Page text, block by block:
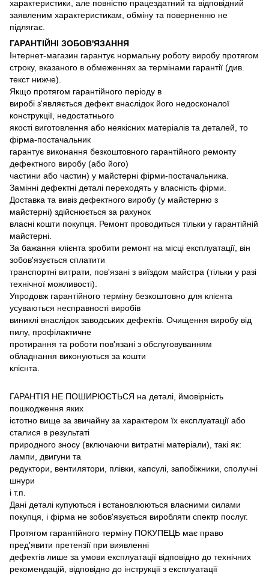
характеристики, але повністю працездатний та відповідний
заявленим характеристикам, обміну та поверненню не
підлягає.
ГАРАНТІЙНІ ЗОБОВ'ЯЗАННЯ
Інтернет-магазин гарантує нормальну роботу виробу протягом
строку, вказаного в обмеженнях за термінами гарантії (див.
текст нижче).
Якщо протягом гарантійного періоду в
виробі з'являється дефект внаслідок його недосконалої
конструкції, недостатнього
якості виготовлення або неякісних матеріалів та деталей, то
фірма-постачальник
гарантує виконання безкоштовного гарантійного ремонту
дефектного виробу (або його)
частини або частин) у майстерні фірми-постачальника.
Замінні дефектні деталі переходять у власність фірми.
Доставка та вивіз дефектного виробу (у майстерню з
майстерні) здійснюється за рахунок
власні кошти покупця. Ремонт проводиться тільки у гарантійній
майстерні.
За бажання клієнта зробити ремонт на місці експлуатації, він
зобов'язується сплатити
транспортні витрати, пов'язані з виїздом майстра (тільки у разі
технічної можливості).
Упродовж гарантійного терміну безкоштовно для клієнта
усуваються несправності виробів
виниклі внаслідок заводських дефектів. Очищення виробу від
пилу, профілактичне
протирання та роботи пов'язані з обслуговуванням
обладнання виконуються за кошти
клієнта.
ГАРАНТІЯ НЕ ПОШИРЮЄТЬСЯ на деталі, ймовірність
пошкодження яких
істотно вище за звичайну за характером їх експлуатації або
сталися в результаті
природного зносу (включаючи витратні матеріали), такі як:
лампи, двигуни та
редуктори, вентилятори, плівки, капсулі, запобіжники, сполучні
шнури
і т.п.
Дані деталі купуються і встановлюються власними силами
покупця, і фірма не зобов'язується виробляти спектр послуг.
Протягом гарантійного терміну ПОКУПЕЦЬ має право
пред'явити претензії при виявленні
дефектів лише за умови експлуатації відповідно до технічних
рекомендацій, відповідно до інструкції з експлуатації